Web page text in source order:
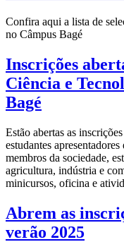
Confira aqui a lista de
no Câmpus Bagé
Inscrições
Ciência e
Bagé
Estão abertas as
estudantes
membros da sociedade,
agricultura, indústria e
minicursos, oficina e
Abrem as
verão 2025